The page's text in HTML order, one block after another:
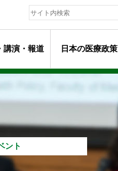
講演・報道 日本の医療政策
ント